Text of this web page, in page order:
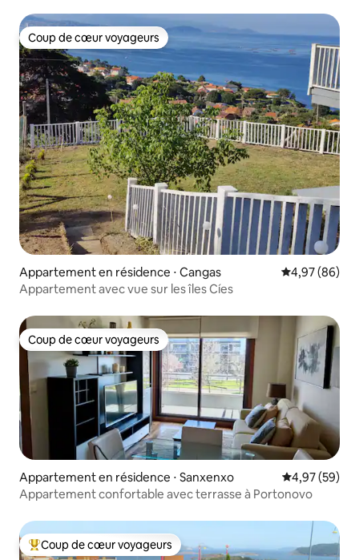
Coup de cœur voyageurs
Coup de cœur voyageurs
Appartement en résidence ⋅ Cangas Évaluation
4,97 (86)
Appartement avec vue sur les îles Cíes
Coup de cœur voyageurs
Coup de cœur voyageurs
Appartement en résidence ⋅ Sanxenxo Évaluation
4,97 (59)
Appartement confortable avec terrasse à Portonovo
Coups de cœur voyageurs les plus appréciés
Coup de cœur voyageurs